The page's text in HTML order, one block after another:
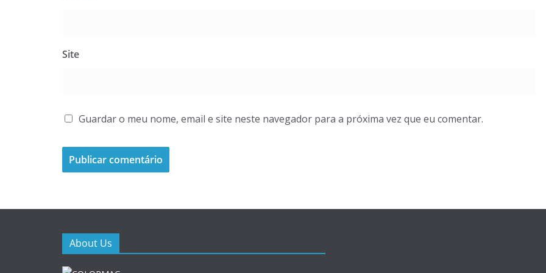
Site
Guardar o meu nome, email e site neste navegador para a próxima vez que eu comentar.
About Us